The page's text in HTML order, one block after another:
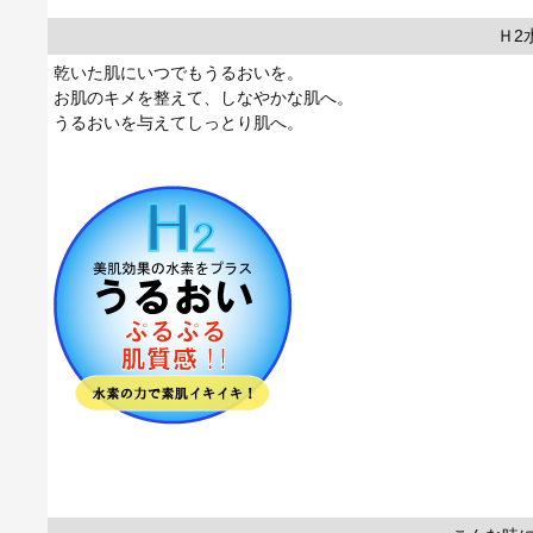
Ｈ2
乾いた肌にいつでもうるおいを。
お肌のキメを整えて、しなやかな肌へ。
うるおいを与えてしっとり肌へ。